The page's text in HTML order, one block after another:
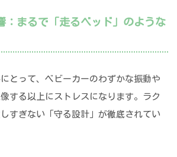
：まるで「走るベッド」のような
とって、ベビーカーのわずかな振動や
する以上にストレスになります。ラク
すぎない「守る設計」が徹底されてい